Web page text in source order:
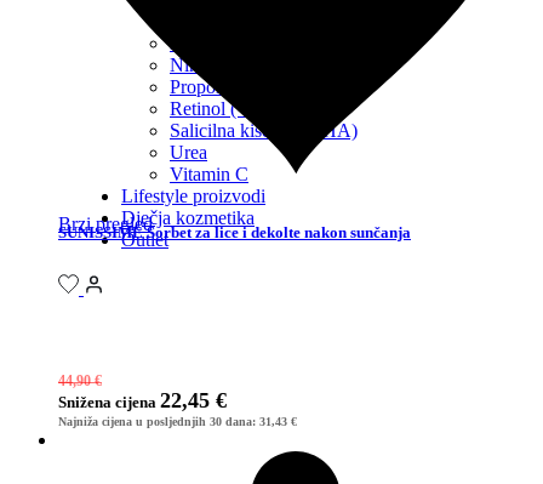
Mliječna kiselina (AHA)
Ninaciamid (Vitamin B3)
Propolis
Retinol (Vitamin A)
Salicilna kiselina (BHA)
Urea
Vitamin C
Lifestyle proizvodi
Dječja kozmetika
Outlet
Brzi pregled
SUNISSIME Sorbet za lice i dekolte nakon sunčanja
44,90€
Snižena cijena 22,45 €
Najniža cijena u posljednjih 30 dana: 31,43 €